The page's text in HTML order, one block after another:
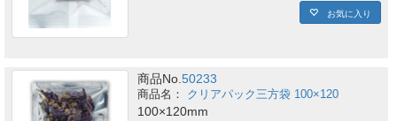
お気に入り
商品No.50233
クリアパック三方袋 100×120
100×120mm